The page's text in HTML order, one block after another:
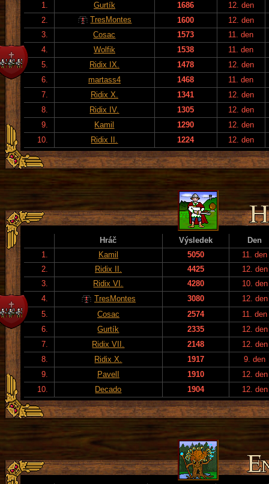
1.
Gurtík 1686
12. den
2.
TresMontes 1600
12. den
3.
Cosac 1573
11. den
4.
Wolfik 1538
11. den
5.
Ridix IX. 1478
12. den
6.
martass4 1468
11. den
7.
Ridix X. 1341
12. den
8.
Ridix IV. 1305
12. den
9.
Kamil 1290
12. den
10.
Ridix II. 1224 12. den
Hráč Výsledek
Den
1.
Kamil 5050
11. den
2.
Ridix II. 4425
12. den
3.
Ridix VI. 4280
10. den
4.
TresMontes 3080
12. den
5.
Cosac 2574
11. den
6.
Gurtík 2335
12. den
7.
Ridix VII. 2148
12. den
8.
Ridix X. 1917
9. den
9.
PavelI 1910
12. den
10.
Decado 1904 12. den